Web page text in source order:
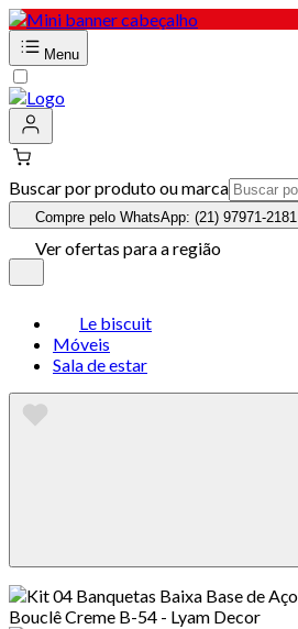
Menu
Buscar por produto ou marca
Compre pelo WhatsApp: (21) 97971-2181
Ver ofertas para a região
Le biscuit
Móveis
Sala de estar